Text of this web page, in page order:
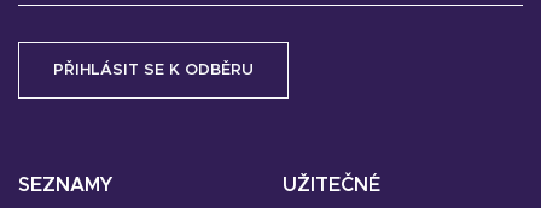
SEZNAMY UŽITEČNÉ